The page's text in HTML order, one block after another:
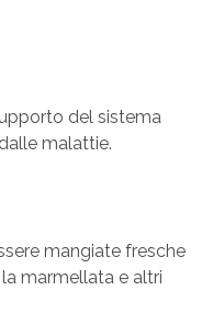
del sistema
malattie.
mangiate fresche
marmellata e altri